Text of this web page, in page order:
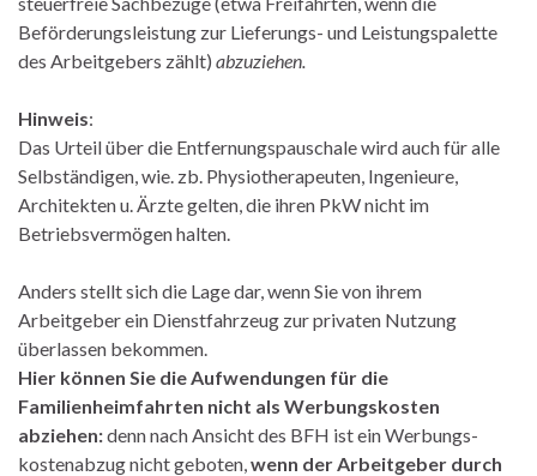
Beförderungsleistung zur Lieferungs- und Leistungspalette
des Arbeitgebers zählt) abzuziehen.
Hinweis:
Das Urteil über die Entfernungspauschale wird auch für alle
Selbständigen, wie. zb. Physiotherapeuten, Ingenieure,
Architekten u. Ärzte gelten, die ihren PkW nicht im
Betriebsvermögen halten.
Anders stellt sich die Lage dar, wenn Sie von ihrem
Arbeitgeber ein Dienstfahrzeug zur privaten Nutzung
überlassen bekommen.
Hier können Sie die Aufwendungen für die
Familienheimfahrten nicht als Werbungskosten
abziehen:denn nach Ansicht des BFH ist ein Werbungs-
kostenabzug nicht geboten,wenn der Arbeitgeber durch